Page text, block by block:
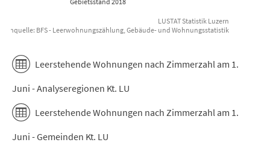
LUSTAT Statistik Luzern
BFS - Leerwohnungszählung, Gebäude- und Wohnungsstatistik
Leerstehende Wohnungen nach Zimmerzahl am 1.
Juni - Analyseregionen Kt. LU
Leerstehende Wohnungen nach Zimmerzahl am 1.
Juni - Gemeinden Kt. LU